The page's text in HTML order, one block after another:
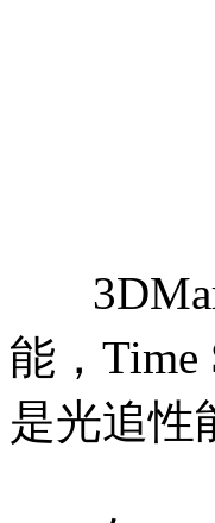
能，Time
是光追性